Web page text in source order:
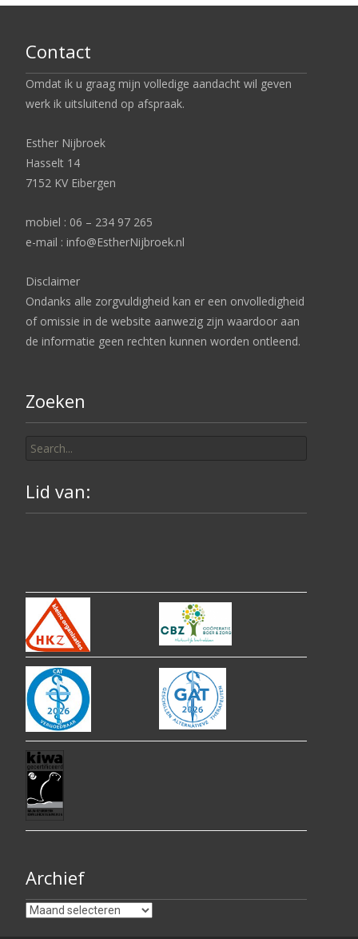
Contact
Omdat ik u graag mijn volledige aandacht wil geven
werk ik uitsluitend op afspraak.
Esther Nijbroek
Hasselt 14
7152 KV Eibergen
mobiel : 06 – 234 97 265
e-mail : info@EstherNijbroek.nl
Disclaimer
Ondanks alle zorgvuldigheid kan er een onvolledigheid
of omissie in de website aanwezig zijn waardoor aan
de informatie geen rechten kunnen worden ontleend.
Zoeken
for:
Lid van:
Archief
Archief